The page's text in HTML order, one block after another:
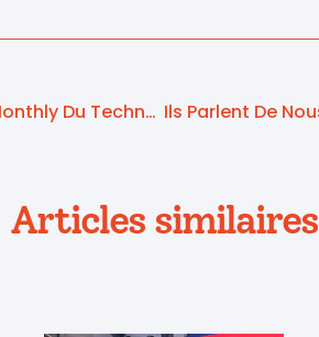
Participation De TELEGRAFIK Au Monthly Du Technocentre Orange Et D’Orange Vallée
Articles similaires